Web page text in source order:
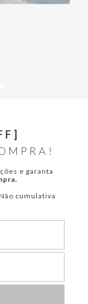
e garanta
cumulativa